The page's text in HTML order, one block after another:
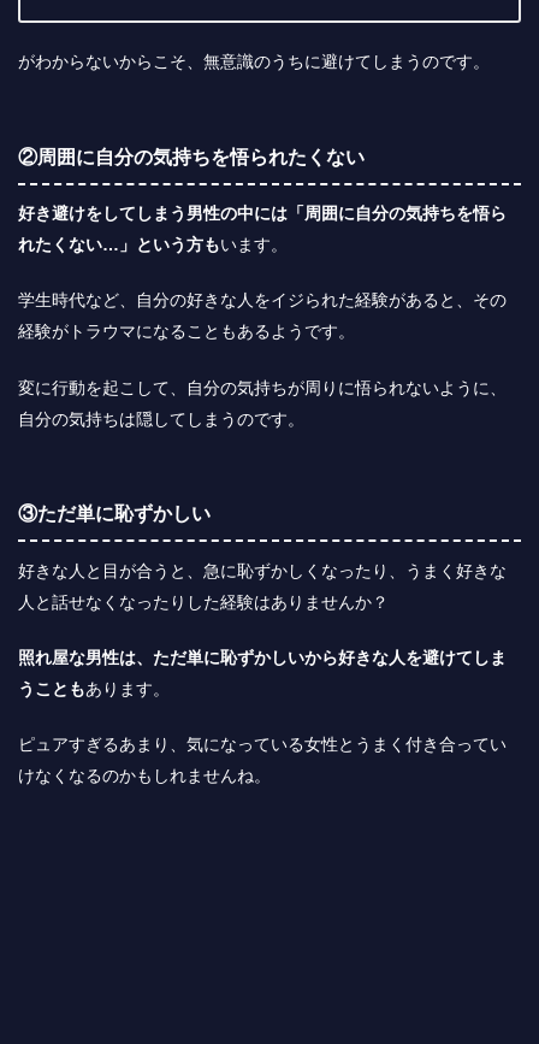
がわからないからこそ、無意識のうちに避けてしまうのです。
②周囲に自分の気持ちを悟られたくない
好き避けをしてしまう男性の中には「周囲に自分の気持ちを悟ら
れたくない…」という方もいます。
学生時代など、自分の好きな人をイジられた経験があると、その
経験がトラウマになることもあるようです。
変に行動を起こして、自分の気持ちが周りに悟られないように、
自分の気持ちは隠してしまうのです。
③ただ単に恥ずかしい
好きな人と目が合うと、急に恥ずかしくなったり、うまく好きな
人と話せなくなったりした経験はありませんか？
照れ屋な男性は、ただ単に恥ずかしいから好きな人を避けてしま
うこともあります。
ピュアすぎるあまり、気になっている女性とうまく付き合ってい
けなくなるのかもしれませんね。